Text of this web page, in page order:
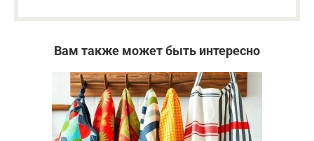
Вам также может быть интересно